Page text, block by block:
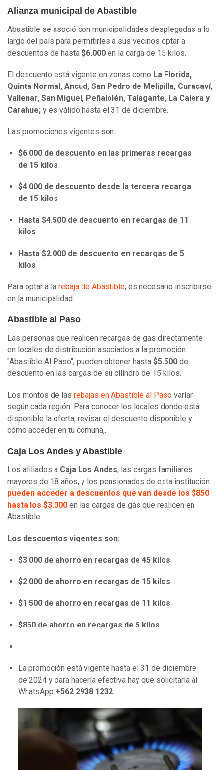
Alianza municipal de Abastible
Abastible se asoció con municipalidades desplegadas a lo
largo del país para permitirles a sus vecinos optar a
descuentos de hasta $6.000 en la carga de 15 kilos.
El descuento está vigente en zonas como La Florida,
Quinta Normal, Ancud, San Pedro de Melipilla, Curacaví,
Vallenar, San Miguel, Peñalolén, Talagante, La Calera y
Carahue; y es válido hasta el 31 de diciembre.
Las promociones vigentes son:
$6.000 de descuento en las primeras recargas
de 15 kilos
$4.000 de descuento desde la tercera recarga
de 15 kilos
Hasta $4.500 de descuento en recargas de 11
kilos
Hasta $2.000 de descuento en recargas de 5
kilos
Para optar a la rebaja de Abastible, es necesario inscribirse
en la municipalidad.
Abastible al Paso
Las personas que realicen recargas de gas directamente
en locales de distribución asociados a la promoción
"Abastible Al Paso", pueden obtener hasta $5.500 de
descuento en las cargas de su cilindro de 15 kilos.
Los montos de las rebajas en Abastible al Paso varían
según cada región. Para conocer los locales donde está
disponible la oferta, revisar el descuento disponible y
cómo acceder en tu comuna,.
Caja Los Andes y Abastible
Los afiliados a Caja Los Andes, las cargas familiares
mayores de 18 años, y los pensionados de esta institución
pueden acceder a descuentos que van desde los $850
hasta los $3.000 en las cargas de gas que realicen en
Abastible.
Los descuentos vigentes son:
$3.000 de ahorro en recargas de 45 kilos
$2.000 de ahorro en recargas de 15 kilos
$1.500 de ahorro en recargas de 11 kilos
$850 de ahorro en recargas de 5 kilos
La promoción está vigente hasta el 31 de diciembre
de 2024 y para hacerla efectiva hay que solicitarla al
WhatsApp +562 2938 1232.